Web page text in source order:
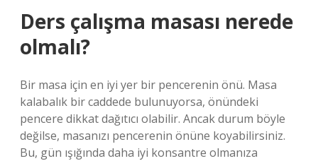
Ders çalışma masası nerede
olmalı?
Bir masa için en iyi yer bir pencerenin önü. Masa
kalabalık bir caddede bulunuyorsa, önündeki
pencere dikkat dağıtıcı olabilir. Ancak durum böyle
değilse, masanızı pencerenin önüne koyabilirsiniz.
Bu, gün ışığında daha iyi konsantre olmanıza